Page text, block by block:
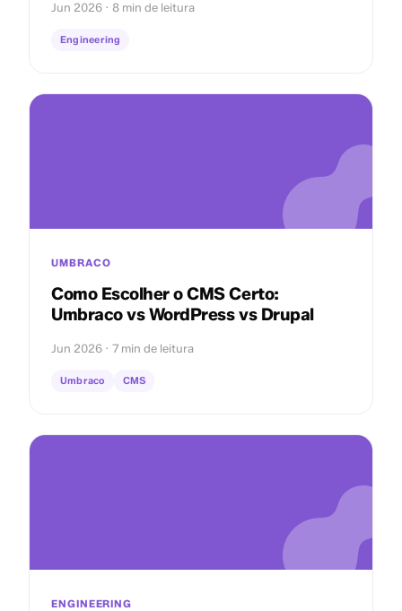
Jun 2026 · 8 min de leitura
Engineering
UMBRACO
Como Escolher o CMS Certo:
Umbraco vs WordPress vs Drupal
Jun 2026 · 7 min de leitura
Umbraco CMS
ENGINEERING